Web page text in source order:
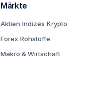
Märkte
Aktien Indizes Krypto
Forex Rohstoffe
Makro & Wirtschaft